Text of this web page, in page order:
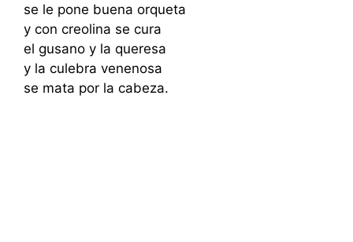
se le pone buena orqueta
y con creolina se cura
el gusano y la queresa
y la culebra venenosa
se mata por la cabeza.